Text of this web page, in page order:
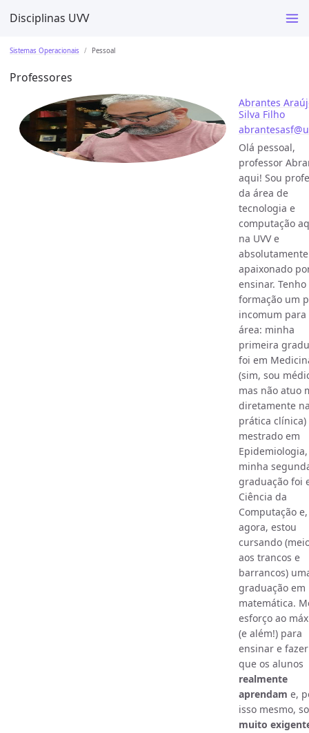
Disciplinas UVV
Sistemas Operacionais Pessoal
Professores
Abrantes
Silva Filho
Olá pessoal,
professor
aqui! Sou
da área de
tecnologia e
computação
na UVV e
absolutamente
apaixonado
ensinar.
formação um
incomum para
área: minha
primeira
foi em
(sim, sou
mas não atuo
diretamente
prática clínica)
mestrado em
Epidemiologia,
minha
graduação foi
Ciência da
Computação e,
agora, estou
cursando
aos trancos e
barrancos)
graduação em
matemática.
esforço ao
(e além!) para
ensinar e
que os alunos
realmente
aprendam e,
isso mesmo,
muito